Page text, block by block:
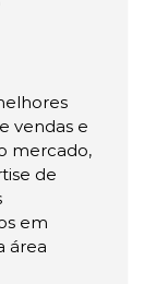
vendas e
mercado,
de
em
área